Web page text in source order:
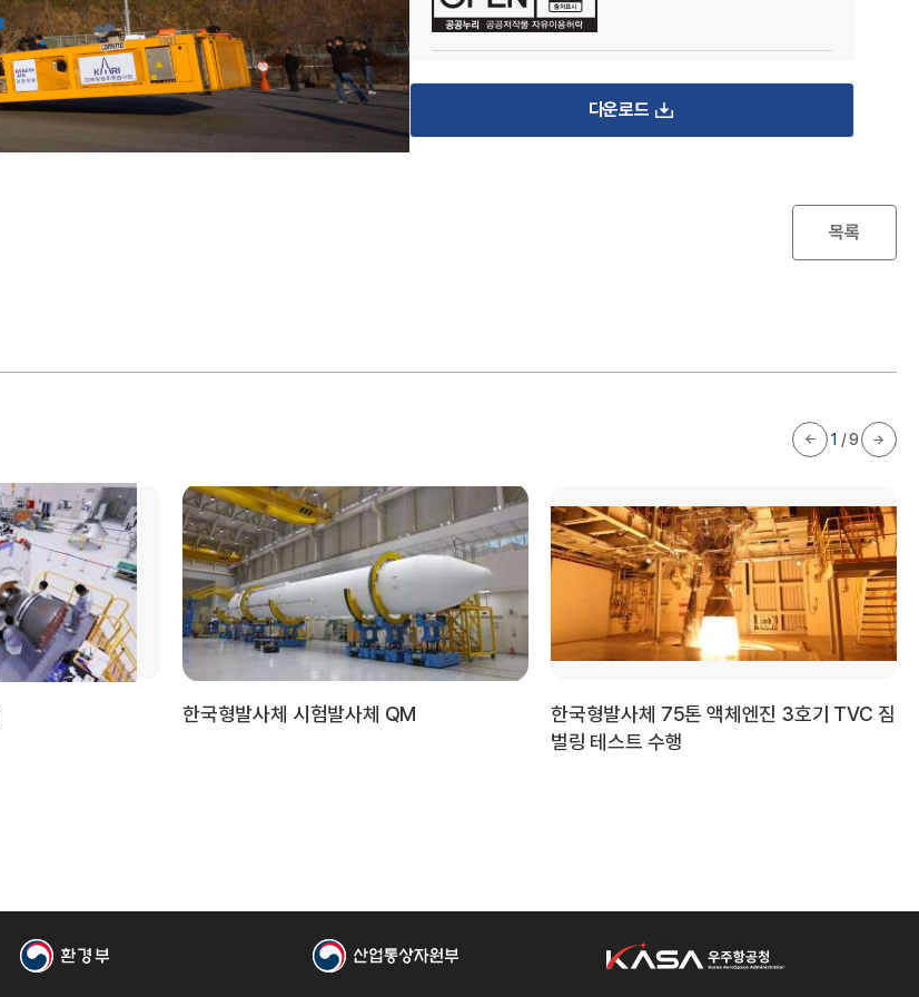
다운로드
목록
한국형발사체 시험발사체 QM
한국형발사체 75톤 액체엔진 3호기 TVC 짐
벌링 테스트 수행
1 /9